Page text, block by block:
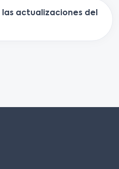
actualizaciones del